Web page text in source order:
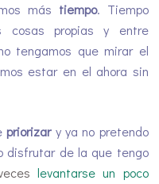
más tiempo. Tiempo
cosas propias y entre
tengamos que mirar el
estar en el ahora sin
priorizary ya no pretendo
disfrutar de la que tengo
levantarse un poco